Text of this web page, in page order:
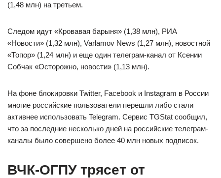
(1,48 млн) на третьем.
Следом идут «Кровавая барыня» (1,38 млн), РИА
«Новости» (1,32 млн), Varlamov News (1,27 млн), новостной
«Топор» (1,24 млн) и еще один телеграм-канал от Ксении
Собчак «Осторожно, новости» (1,13 млн).
На фоне блокировки Twitter, Facebook и Instagram в России
многие российские пользователи перешли либо стали
активнее использовать Telegram. Сервис TGStat сообщил,
что за последние несколько дней на российские телеграм-
каналы было совершено более 40 млн новых подписок.
ВЧК-ОГПУ трясет от